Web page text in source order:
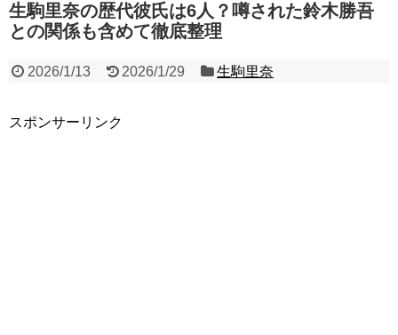
生駒里奈の歴代彼氏は6人？噂された鈴木勝吾
との関係も含めて徹底整理
2026/1/13 2026/1/29 生駒里奈
スポンサーリンク